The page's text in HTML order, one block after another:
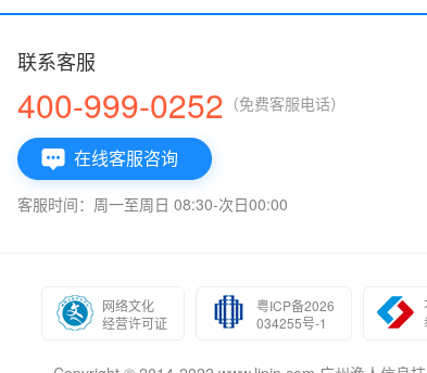
联系客服
400-999-0252 （免费客服电话）
 在线客服咨询
客服时间：周一至周日 08:30-次日00:00
网络文化
经营许可证
粤ICP备2026
034255号-1